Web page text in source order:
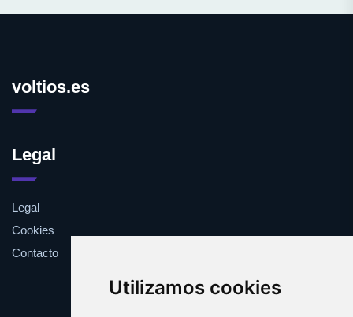
Utilizamos cookies
voltios.es
Legal
Legal
Cookies
Contacto